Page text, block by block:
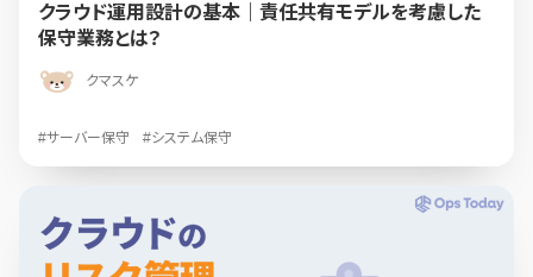
クラウド運用設計の基本｜責任共有モデルを考慮した
保守業務とは？
クマスケ
#サーバー保守 #システム保守